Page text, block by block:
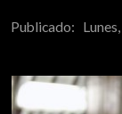
Publicado: